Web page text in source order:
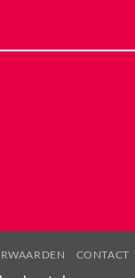
CONTACT